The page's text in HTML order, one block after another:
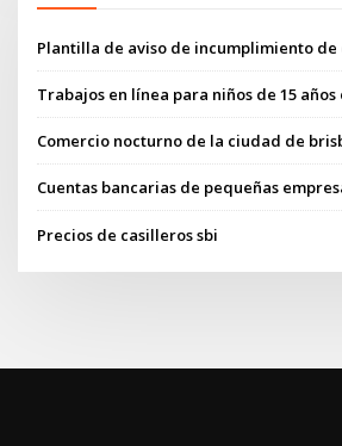
Plantilla de aviso de incumplimiento
Trabajos en línea para niños de 15
Comercio nocturno de la ciudad de
Cuentas bancarias de pequeñas
Precios de casilleros sbi